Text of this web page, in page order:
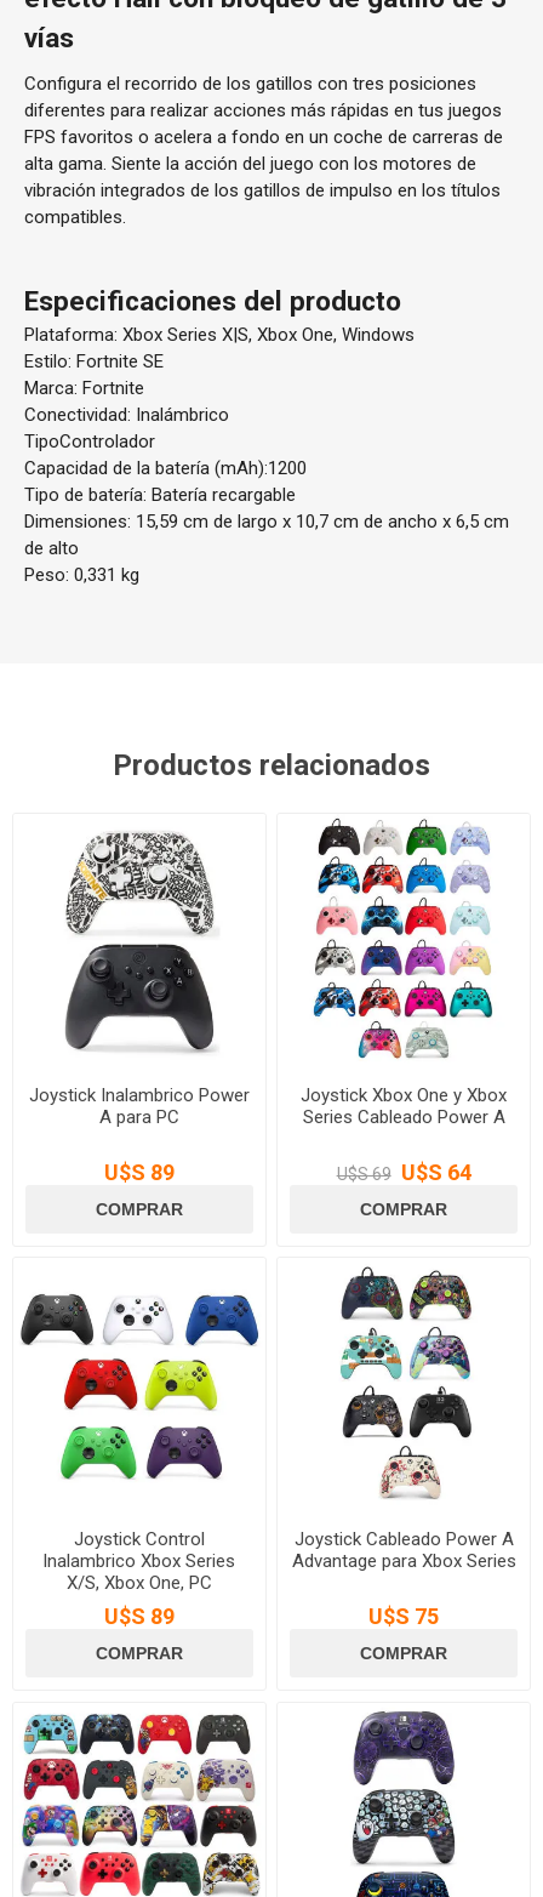
vías
Configura el recorrido de los gatillos con tres posiciones
diferentes para realizar acciones más rápidas en tus juegos
FPS favoritos o acelera a fondo en un coche de carreras de
alta gama. Siente la acción del juego con los motores de
vibración integrados de los gatillos de impulso en los títulos
compatibles.
Especificaciones del producto
Plataforma: Xbox Series X|S, Xbox One, Windows
Estilo: Fortnite SE
Marca: Fortnite
Conectividad: Inalámbrico
TipoControlador
Capacidad de la batería (mAh):1200
Tipo de batería: Batería recargable
Dimensiones: 15,59 cm de largo x 10,7 cm de ancho x 6,5 cm
de alto
Peso: 0,331 kg
Productos relacionados
Joystick Inalambrico Power
A para PC
U$S 89
Joystick Xbox One y Xbox
Series Cableado Power A
U$S 69 U$S 64
Joystick Control
Inalambrico Xbox Series
X/S, Xbox One, PC
U$S 89
Joystick Cableado Power A
Advantage para Xbox Series
U$S 75